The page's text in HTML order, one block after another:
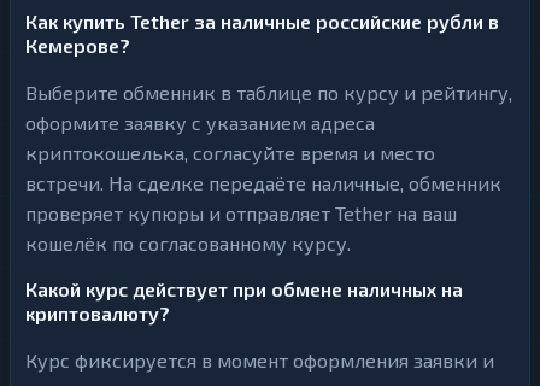
Как купить Tether за наличные российские рубли в
Кемерове?
Выберите обменник в таблице по курсу и рейтингу,
оформите заявку с указанием адреса
криптокошелька, согласуйте время и место
встречи. На сделке передаёте наличные, обменник
проверяет купюры и отправляет Tether на ваш
кошелёк по согласованному курсу.
Какой курс действует при обмене наличных на
криптовалюту?
Курс фиксируется в момент оформления заявки и